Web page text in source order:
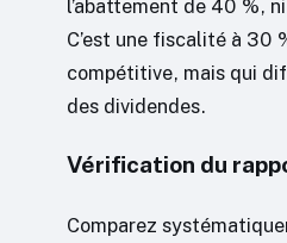
l’abattement de 40 %,
C’est une fiscalité à 30
compétitive, mais qui
des dividendes.
Vérification du
Comparez